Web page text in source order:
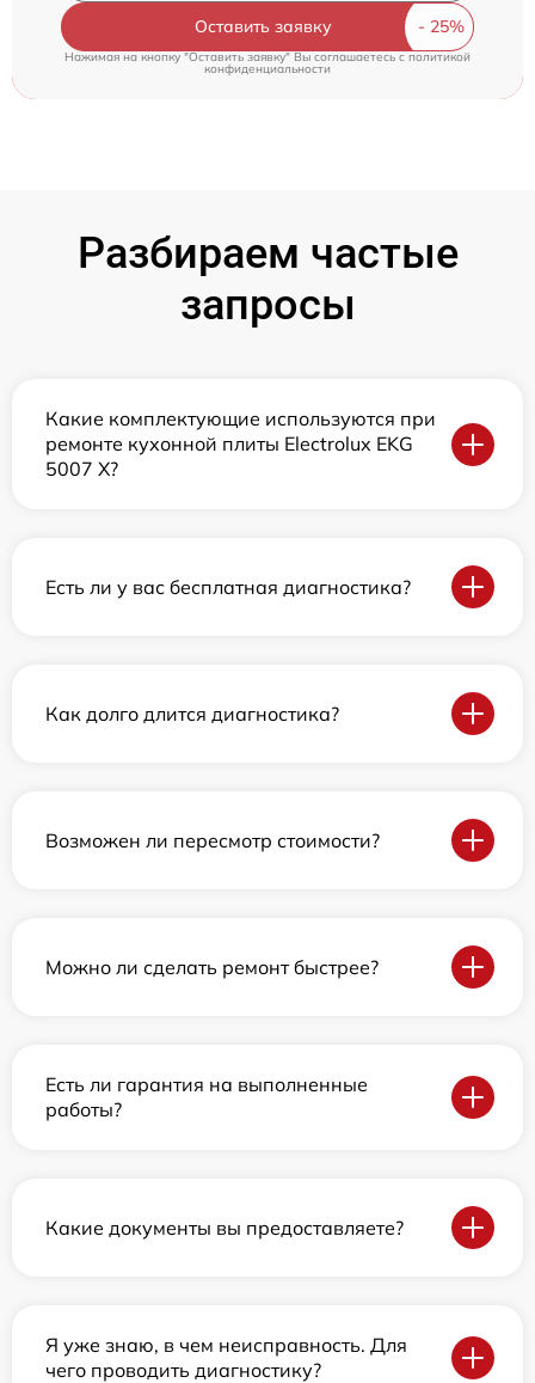
Оставить заявку
Нажимая на кнопку "Оставить заявку" Вы соглашаетесь cполитикой
конфиденциальности
Разбираем частые
запросы
Какие комплектующие используются при
ремонте кухонной плиты Electrolux EKG
5007 X?
Есть ли у вас бесплатная диагностика?
Как долго длится диагностика?
Возможен ли пересмотр стоимости?
Можно ли сделать ремонт быстрее?
Есть ли гарантия на выполненные
работы?
Какие документы вы предоставляете?
Я уже знаю, в чем неисправность. Для
чего проводить диагностику?